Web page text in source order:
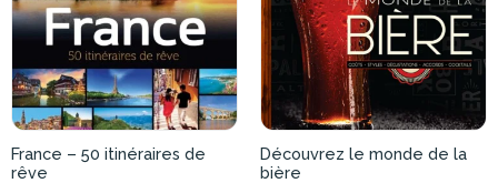
France – 50 itinéraires de
rêve
Découvrez le monde de la
bière